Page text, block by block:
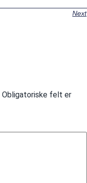
Next
Obligatoriske felt er